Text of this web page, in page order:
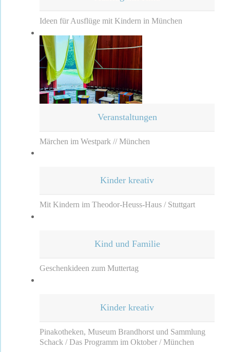
Ideen für Ausflüge mit Kindern in München
Veranstaltungen
Märchen im Westpark // München
Kinder kreativ
Mit Kindern im Theodor-Heuss-Haus / Stuttgart
Kind und Familie
Geschenkideen zum Muttertag
Kinder kreativ
Pinakotheken, Museum Brandhorst und Sammlung
Schack / Das Programm im Oktober / München